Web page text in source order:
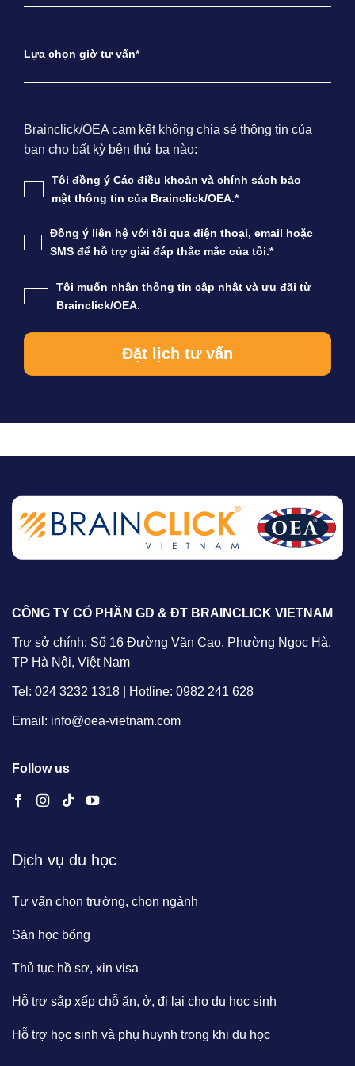
Lựa chọn giờ tư vấn*
Brainclick/OEA cam kết không chia sẻ thông tin của
bạn cho bất kỳ bên thứ ba nào:
Tôi đồng ý Các điều khoản và chính sách bảo
mật thông tin của Brainclick/OEA.*
Đồng ý liên hệ với tôi qua điện thoại, email hoặc
SMS để hỗ trợ giải đáp thắc mắc của tôi.*
Tôi muốn nhận thông tin cập nhật và ưu đãi từ
Brainclick/OEA.
CÔNG TY CỔ PHẦN GD & ĐT BRAINCLICK VIETNAM
Trự sở chính: Số 16 Đường Văn Cao, Phường Ngọc Hà,
TP Hà Nội, Việt Nam
Tel: 024 3232 1318 | Hotline: 0982 241 628
Email: info@oea-vietnam.com
Follow us
Dịch vụ du học
Tư vấn chọn trường, chọn ngành
Săn học bổng
Thủ tục hồ sơ, xin visa
Hỗ trợ sắp xếp chỗ ăn, ở, đi lại cho du học sinh
Hỗ trợ học sinh và phụ huynh trong khi du học